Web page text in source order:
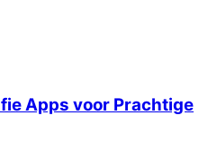
Apps voor Prachtige